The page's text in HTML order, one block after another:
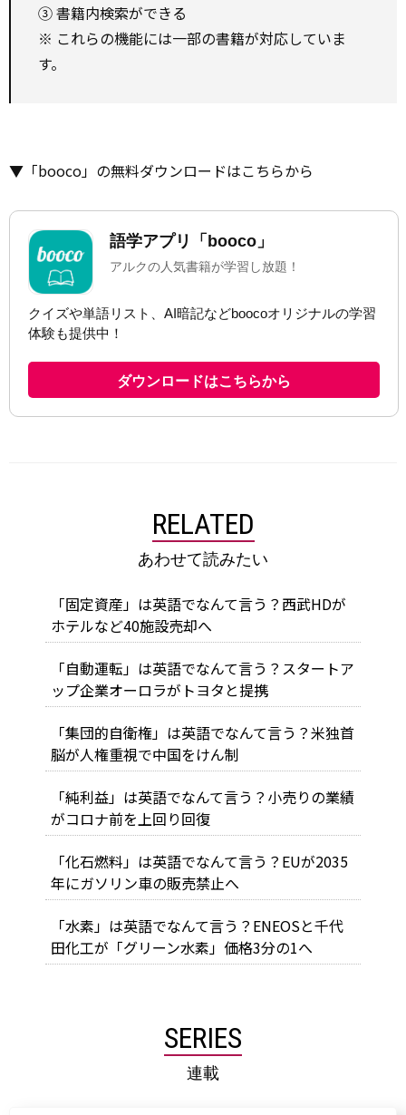
③ 書籍内検索ができる
※ これらの機能には一部の書籍が対応していま
す。
▼「booco」の無料ダウンロードはこちらから
RELATED
あわせて読みたい
「固定資産」は英語でなんて言う？西武HDが
ホテルなど40施設売却へ
「自動運転」は英語でなんて言う？スタートア
ップ企業オーロラがトヨタと提携
「集団的自衛権」は英語でなんて言う？米独首
脳が人権重視で中国をけん制
「純利益」は英語でなんて言う？小売りの業績
がコロナ前を上回り回復
「化石燃料」は英語でなんて言う？EUが2035
年にガソリン車の販売禁止へ
「水素」は英語でなんて言う？ENEOSと千代
田化工が「グリーン水素」価格3分の1へ
SERIES
連載